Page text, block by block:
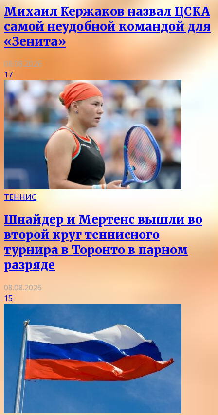
Михаил Кержаков назвал ЦСКА
самой неудобной командой для
«Зенита»
08.08.2026
17
ТЕННИС
Шнайдер и Мертенс вышли во
второй круг теннисного
турнира в Торонто в парном
разряде
08.08.2026
15